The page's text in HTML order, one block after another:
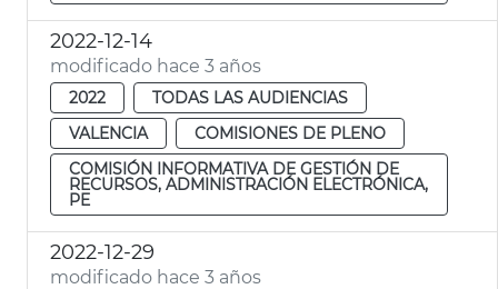
2022-12-14
modificado hace 3 años
2022
TODAS LAS AUDIENCIAS
VALENCIA
COMISIONES DE PLENO
COMISIÓN INFORMATIVA DE GESTIÓN DE
RECURSOS, ADMINISTRACIÓN ELECTRÓNICA,
PE
2022-12-29
modificado hace 3 años